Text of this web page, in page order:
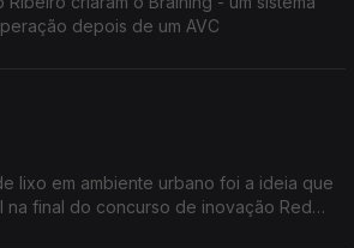
depois de um AVC
lixo em ambiente urbano foi a ideia que
na final do concurso de inovação Red